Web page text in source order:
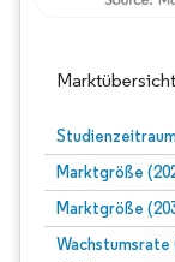
Marktübersicht
Marktgröße
Marktgröße
Wachstumsrate